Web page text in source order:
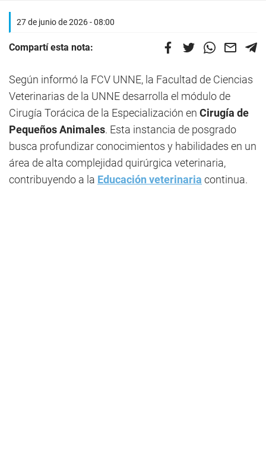
27 de junio de 2026 - 08:00
Compartí esta nota:
Según informó la FCV UNNE, la Facultad de Ciencias
Veterinarias de la UNNE desarrolla el módulo de
Cirugía Torácica de la Especialización en Cirugía de
Pequeños Animales. Esta instancia de posgrado
busca profundizar conocimientos y habilidades en un
área de alta complejidad quirúrgica veterinaria,
contribuyendo a la Educación veterinaria continua.